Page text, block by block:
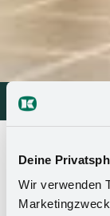
Deine
Wir verwenden
allestimento
Chi siamo